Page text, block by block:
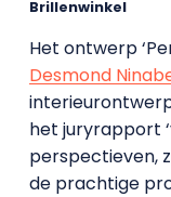
Brillenwinkel
Het ontwerp
Desmond
het juryrapport
perspectieven,
de prachtige